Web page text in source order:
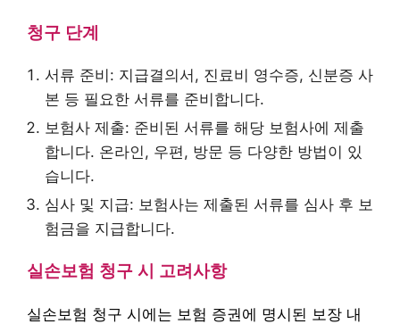
청구 단계
서류 준비: 지급결의서, 진료비 영수증, 신분증 사
본 등 필요한 서류를 준비합니다.
보험사 제출: 준비된 서류를 해당 보험사에 제출
합니다. 온라인, 우편, 방문 등 다양한 방법이 있
습니다.
심사 및 지급: 보험사는 제출된 서류를 심사 후 보
험금을 지급합니다.
실손보험 청구 시 고려사항
실손보험 청구 시에는 보험 증권에 명시된 보장 내